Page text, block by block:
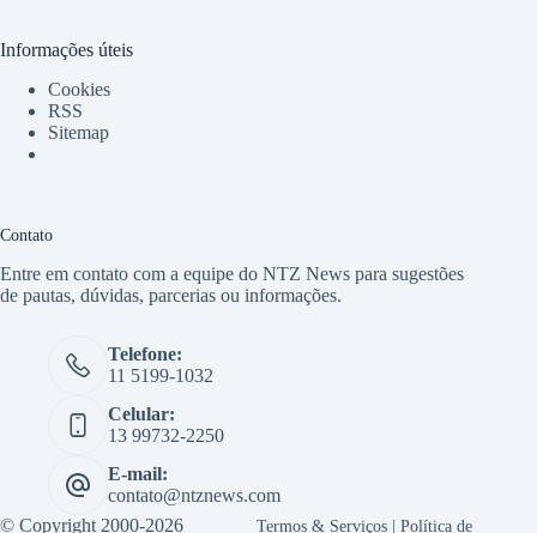
Informações úteis
Cookies
RSS
Sitemap
Contato
Entre em contato com a equipe do NTZ News para sugestões
de pautas, dúvidas, parcerias ou informações.
Telefone:
11 5199-1032
Celular:
13 99732-2250
E-mail:
contato@ntznews.com
© Copyright 2000-2026
Termos & Serviços |Política de